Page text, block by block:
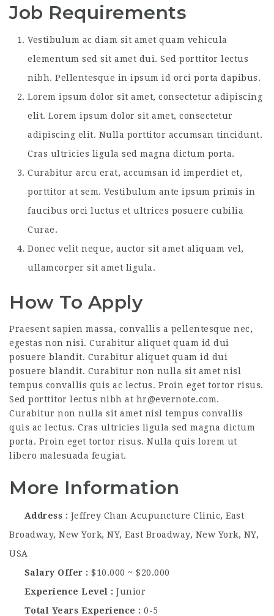
Job Requirements
Vestibulum ac diam sit amet quam vehicula
elementum sed sit amet dui. Sed porttitor lectus
nibh. Pellentesque in ipsum id orci porta dapibus.
Lorem ipsum dolor sit amet, consectetur adipiscing
elit. Lorem ipsum dolor sit amet, consectetur
adipiscing elit. Nulla porttitor accumsan tincidunt.
Cras ultricies ligula sed magna dictum porta.
Curabitur arcu erat, accumsan id imperdiet et,
porttitor at sem. Vestibulum ante ipsum primis in
faucibus orci luctus et ultrices posuere cubilia
Curae.
Donec velit neque, auctor sit amet aliquam vel,
ullamcorper sit amet ligula.
How To Apply
Praesent sapien massa, convallis a pellentesque nec,
egestas non nisi. Curabitur aliquet quam id dui
posuere blandit. Curabitur aliquet quam id dui
posuere blandit. Curabitur non nulla sit amet nisl
tempus convallis quis ac lectus. Proin eget tortor risus.
Sed porttitor lectus nibh at hr@evernote.com.
Curabitur non nulla sit amet nisl tempus convallis
quis ac lectus. Cras ultricies ligula sed magna dictum
porta. Proin eget tortor risus. Nulla quis lorem ut
libero malesuada feugiat.
More Information
Address
Jeffrey Chan Acupuncture Clinic, East
Broadway, New York, NY, East Broadway, New York, NY,
USA
Salary Offer
$10.000 ~ $20.000
Experience Level
Junior
Total Years Experience
0-5